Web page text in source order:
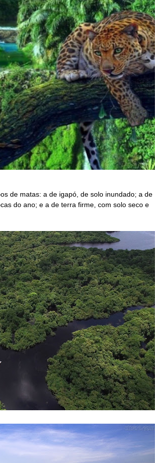
de matas: a de igapó, de solo inundado; a de
do ano; e a de terra firme, com solo seco e